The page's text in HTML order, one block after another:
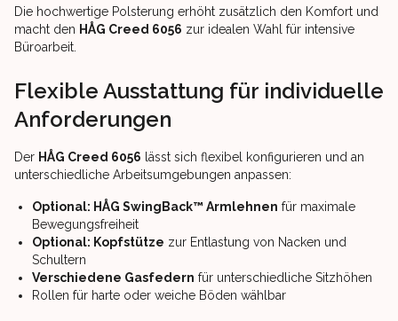
Die hochwertige Polsterung erhöht zusätzlich den Komfort und
macht den HÅG Creed 6056 zur idealen Wahl für intensive
Büroarbeit.
Flexible Ausstattung für individuelle
Anforderungen
Der HÅG Creed 6056 lässt sich flexibel konfigurieren und an
unterschiedliche Arbeitsumgebungen anpassen:
Optional: HÅG SwingBack™ Armlehnen für maximale
Bewegungsfreiheit
Optional: Kopfstütze zur Entlastung von Nacken und
Schultern
Verschiedene Gasfedern für unterschiedliche Sitzhöhen
Rollen für harte oder weiche Böden wählbar